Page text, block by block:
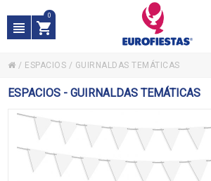
0
/ ESPACIOS / GUIRNALDAS TEMÁTICAS
ESPACIOS - GUIRNALDAS TEMÁTICAS